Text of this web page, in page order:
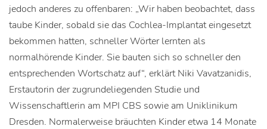
jedoch anderes zu offenbaren: „Wir haben beobachtet, dass
taube Kinder, sobald sie das Cochlea-Implantat eingesetzt
bekommen hatten, schneller Wörter lernten als
normalhörende Kinder. Sie bauten sich so schneller den
entsprechenden Wortschatz auf“, erklärt Niki Vavatzanidis,
Erstautorin der zugrundeliegenden Studie und
Wissenschaftlerin am MPI CBS sowie am Uniklinikum
Dresden. Normalerweise bräuchten Kinder etwa 14 Monate